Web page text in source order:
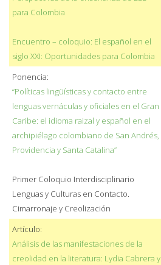
para Colombia
Encuentro – coloquio: El español en el
siglo XXI: Oportunidades para Colombia
Ponencia:
“Políticas lingüísticas y contacto entre
lenguas vernáculas y oficiales en el Gran
Caribe: el idioma raizal y español en el
archipiélago colombiano de San Andrés,
Providencia y Santa Catalina”
Primer Coloquio Interdisciplinario
Lenguas y Culturas en Contacto.
Cimarronaje y Creolización
Artículo:
Análisis de las manifestaciones de la
creolidad en la literatura: Lydia Cabrera y